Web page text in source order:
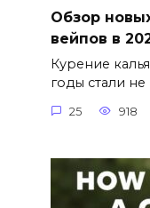
Обзор
вейпов в
Курение
годы стали не
25 918